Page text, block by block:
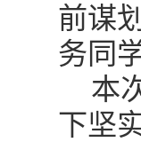
前谋
务同
本
下坚